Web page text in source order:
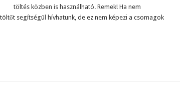
töltés közben is használható. Remek! Ha nem
segítségül hívhatunk, de ez nem képezi a csomagok